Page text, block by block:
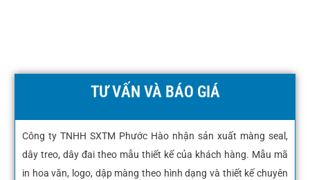
TƯ VẤN VÀ BÁO GIÁ
Công ty TNHH SXTM Phước Hào nhận sản xuất màng seal,
dây treo, dây đai theo mẫu thiết kế của khách hàng. Mẫu mã
in hoa văn, logo, dập màng theo hình dạng và thiết kế chuyên